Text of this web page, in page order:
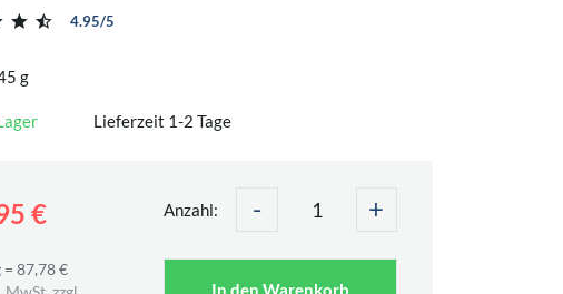
4.95/5
g
Lieferzeit 1-2 Tage
€ Anzahl: - +
= 87,78 €
In den Warenkorb